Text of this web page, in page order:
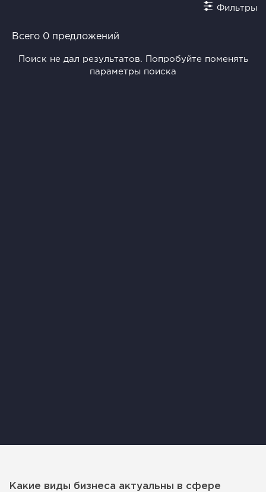
Фильтры
Всего 0 предложений
Поиск не дал результатов. Попробуйте поменять
параметры поиска
Какие виды бизнеса актуальны в сфере